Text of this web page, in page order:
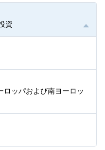
資
ッパおよび南ヨーロッ